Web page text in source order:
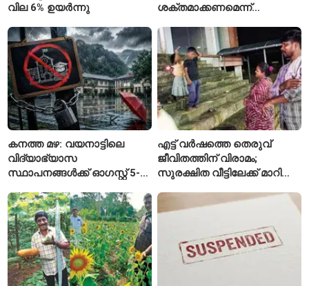
വില 6% ഉയർന്നു
ശക്തമാക്കണമെന്ന്
കനത്ത മഴ: വയനാട്ടിലെ
വിദ്യാഭ്യാസ
സ്ഥാപനങ്ങൾക്ക് ഓഗസ്റ്റ് 5-ന്
എട്ട് വർഷത്തെ തെരുവ്
ജീവിതത്തിന് വിരാമം;
സുരക്ഷിത വീട്ടിലേക്ക് മാറി